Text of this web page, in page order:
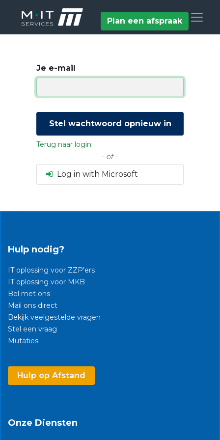
Plan een afspraak
Je e-mail
Stel wachtwoord opnieuw in
Terug naar login
- of -
Log in with Microsoft
Hulp nodig?
IT oplossing voor ZZP'ers
IT oplossing voor MKB
Bel met ons
Mail ons direct
Bekijk veelgestelde vragen
Stel een vraag
Mutaties​
Hulp op Afstand
Onze Diensten